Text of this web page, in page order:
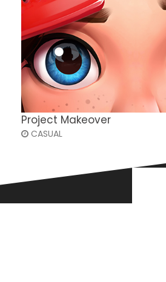
Project Makeover
CASUAL